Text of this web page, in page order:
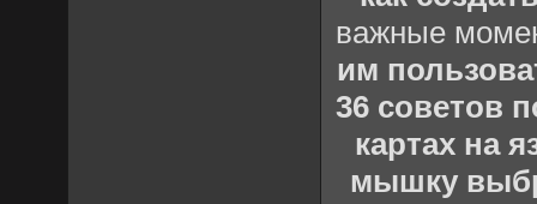
важные
им
36 советов
картах на
мышку